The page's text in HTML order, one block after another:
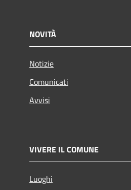
NOVITÀ
Notizie
Comunicati
Avvisi
VIVERE IL COMUNE
Luoghi